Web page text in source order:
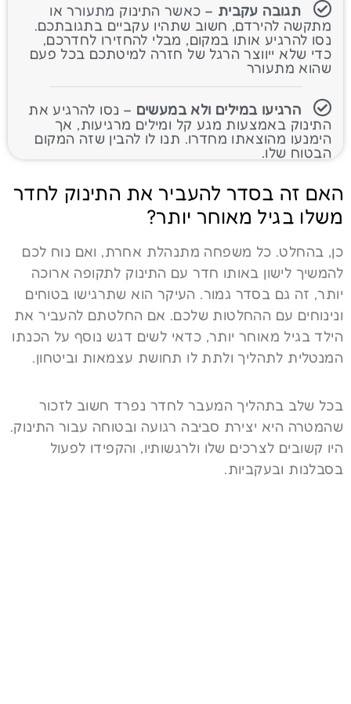
תגובה עקבית – כאשר התינוק מתעורר או
מתקשה להירדם, חשוב שתהיו עקביים בתגובתכם.
נסו להרגיע אותו במקום, מבלי להחזירו לחדרכם,
כדי שלא ייווצר הרגל של חזרה למיטתכם בכל פעם
שהוא מתעורר
הרגיעו במילים ולא במעשים – נסו להרגיע את
התינוק באמצעות מגע קל ומילים מרגיעות, אך
הימנעו מהוצאתו מחדרו. תנו לו להבין שזה המקום
הבטוח שלו.
האם זה בסדר להעביר את התינוק לחדר
משלו בגיל מאוחר יותר?
כן, בהחלט. כל משפחה מתנהלת אחרת, ואם נוח לכם
להמשיך לישון באותו חדר עם התינוק לתקופה ארוכה
יותר, זה גם בסדר גמור. העיקר הוא שתרגישו בטוחים
ונינוחים עם ההחלטות שלכם. אם החלטתם להעביר את
הילד בגיל מאוחר יותר, כדאי לשים דגש נוסף על הכנתו
המנטלית לתהליך ולתת לו תחושת עצמאות וביטחון.
בכל שלב בתהליך המעבר לחדר נפרד חשוב לזכור
שהמטרה היא יצירת סביבה רגועה ובטוחה עבור התינוק.
היו קשובים לצרכים שלו ולרגשותיו, והקפידו לפעול
בסבלנות ובעקביות.